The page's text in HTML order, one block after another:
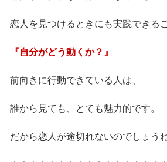
恋人を見つけるときにも実践できる
『自分がどう動くか？』
前向きに行動できている人は、
誰から見ても、とても魅力的です。
だから恋人が途切れないのでしょうね